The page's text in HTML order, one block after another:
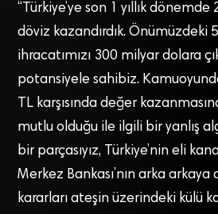
“Türkiye’ye son 1 yıllık
döviz kazandırdık. Önümüzdeki
ihracatımızı 300 milyar dolara
potansiyele sahibiz.
TL karşısında değer
mutlu olduğu ile ilgili bir yanlış
bir parçasıyız, Türkiye’nin eli
Merkez Bankası’nın arka arkaya
kararları ateşin üzerindeki külü